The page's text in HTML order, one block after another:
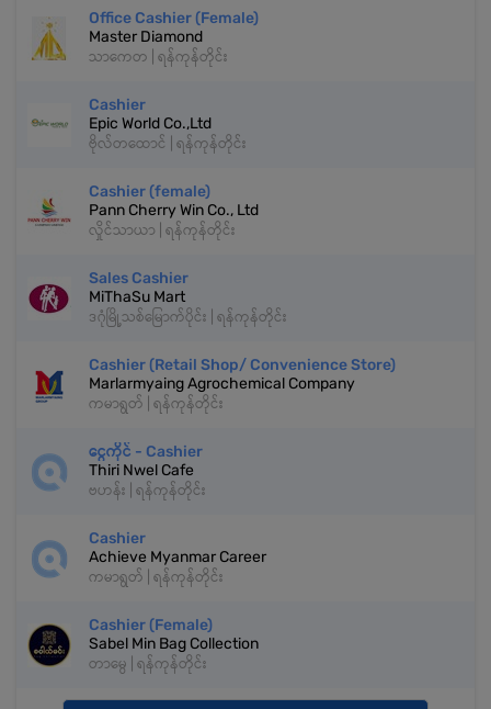
Office Cashier (Female)
Master Diamond
သာကေတ | ရန်ကုန်တိုင်း
Cashier
Epic World Co.,Ltd
ဗိုလ်တထောင် | ရန်ကုန်တိုင်း
Cashier (female)
Pann Cherry Win Co., Ltd
လှိုင်သာယာ | ရန်ကုန်တိုင်း
Sales Cashier
MiThaSu Mart
ဒဂုံမြို့သစ်မြောက်ပိုင်း | ရန်ကုန်တိုင်း
Cashier (Retail Shop/ Convenience Store)
Marlarmyaing Agrochemical Company
ကမာရွတ် | ရန်ကုန်တိုင်း
ငွေကိုင် - Cashier
Thiri Nwel Cafe
ဗဟန်း | ရန်ကုန်တိုင်း
Cashier
Achieve Myanmar Career
ကမာရွတ် | ရန်ကုန်တိုင်း
Cashier (Female)
Sabel Min Bag Collection
တာမွေ | ရန်ကုန်တိုင်း